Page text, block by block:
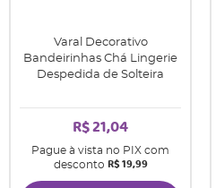
Varal Decorativo
Bandeirinhas Chá Lingerie
Despedida de Solteira
R$ 21,04
Pague à vista no PIX com
desconto R$ 19,99